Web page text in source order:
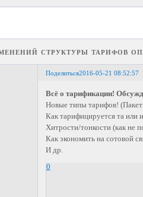
структуры тарифов
Поделиться2016-05-21 08:52:57
Всё о тарификации!
Новые типы тарифов!
Как тарифицируется та или
Хитрости/тонкости (как не
Как экономить на сотовой
И др.
0